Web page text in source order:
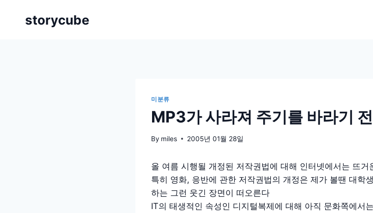
storycube
미분류
MP3가 사라져 주기를 바라기
By miles 2005년 01월 28일
올 여름 시행될 개정된 저작권법에 대해 인터넷에서는 뜨거
특히 영화, 응반에 관한 저작권법의 개정은 제가 볼땐 대학
하는 그런 웃긴 장면이 떠오른다
IT의 태생적인 속성인 디지털복제에 대해 아직 문화쪽에서